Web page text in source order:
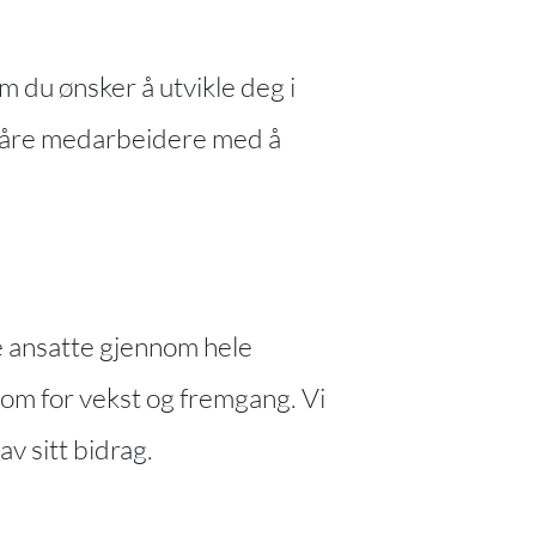
du ønsker å utvikle deg i
medarbeidere med å
gjennom hele
for vekst og fremgang. Vi
sitt bidrag.